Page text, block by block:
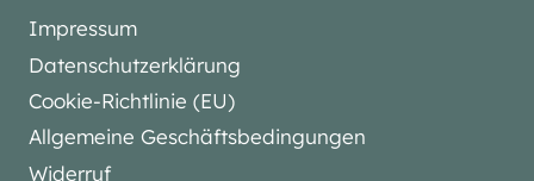
Impressum
Datenschutzerklärung
Cookie-Richtlinie (EU)
Allgemeine Geschäftsbedingungen
Widerruf